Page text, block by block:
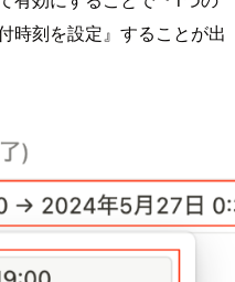
時刻を設定』することが出